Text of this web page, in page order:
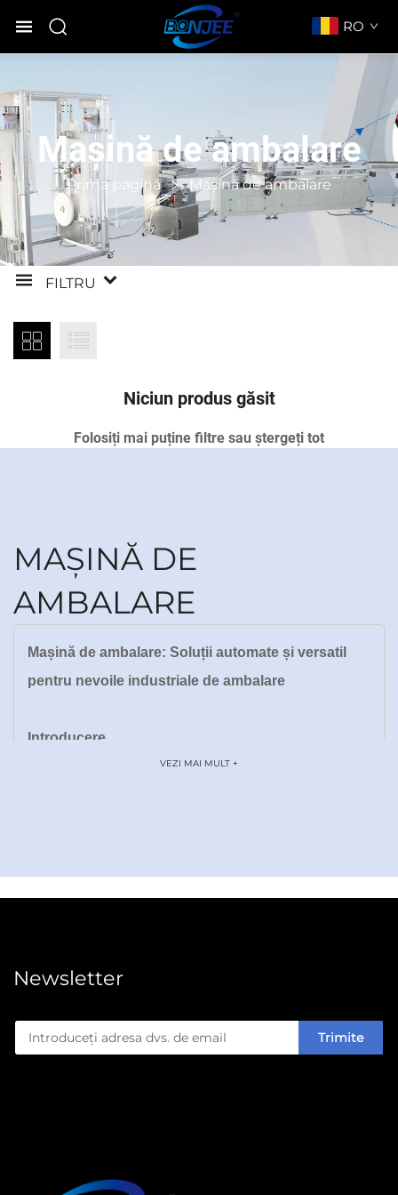
RO
Mașină de ambalare
Prima pagină Mașină de ambalare
FILTRU
Niciun produs găsit
Folosiți mai puține filtre sau ștergeți tot
MAȘINĂ DE
AMBALARE
Mașină de ambalare: Soluții automate și versatil
pentru nevoile industriale de ambalare
Introducere
În lumea accelerată a producției, logisticii și bunurilor
ca o soluție industrială de înaltă performanță,
specializează în ambalarea automată a unei game
largi de produse, inclusiv alimente, băuturi, produse
VEZI MAI MULT +
Newsletter
Trimite